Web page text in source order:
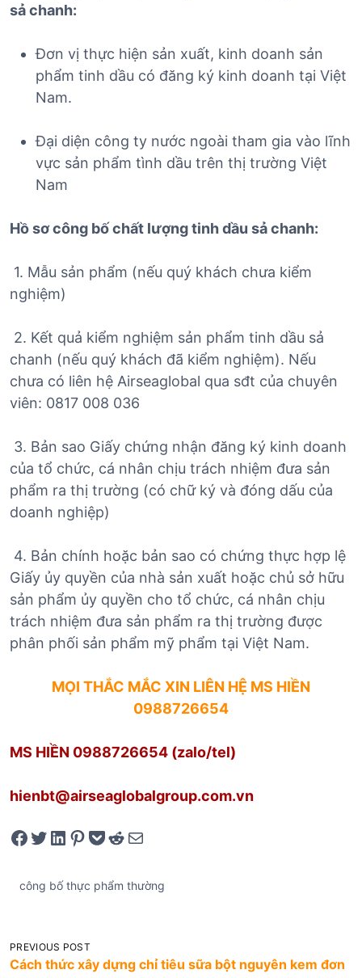
sả chanh:
Đơn vị thực hiện sản xuất, kinh doanh sản
phẩm tinh dầu có đăng ký kinh doanh tại Việt
Nam.
Đại diện công ty nước ngoài tham gia vào lĩnh
vực sản phẩm tình dầu trên thị trường Việt
Nam
Hồ sơ công bố chất lượng tinh dầu sả chanh:
1. Mẫu sản phẩm (nếu quý khách chưa kiểm
nghiệm)
2. Kết quả kiểm nghiệm sản phẩm tinh dầu sả
chanh (nếu quý khách đã kiểm nghiệm). Nếu
chưa có liên hệ Airseaglobal qua sđt của chuyên
viên: 0817 008 036
3. Bản sao Giấy chứng nhận đăng ký kinh doanh
của tổ chức, cá nhân chịu trách nhiệm đưa sản
phẩm ra thị trường (có chữ ký và đóng dấu của
doanh nghiệp)
4. Bản chính hoặc bản sao có chứng thực hợp lệ
Giấy ủy quyền của nhà sản xuất hoặc chủ sở hữu
sản phẩm ủy quyền cho tổ chức, cá nhân chịu
trách nhiệm đưa sản phẩm ra thị trường được
phân phối sản phẩm mỹ phẩm tại Việt Nam.
MỌI THẮC MẮC XIN LIÊN HỆ MS HIỀN
0988726654
MS HIỀN 0988726654 (zalo/tel)
hienbt@airseaglobalgroup.com.vn
Share on Facebook Tweet on Twitter Share on LinkedIn Pin on Pinterest Save to pocket Share on Reddit Share via Email
công bố thực phẩm thường
Đ
PREVIOUS POST
Cách thức xây dựng chỉ tiêu sữa bột nguyên kem đơn